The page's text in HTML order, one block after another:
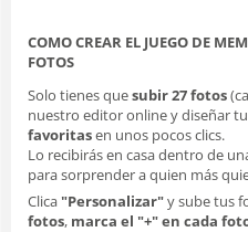
COMO CREAR EL JUEGO DE
FOTOS
Solo tienes quesubir 27 fotos
nuestro editor online y diseñar tu
favoritasen unos pocos clics.
Lo recibirás en casa dentro de
para sorprender a quien más
Clica "Personalizar"y sube tus
fotos, marca el "+" en cada